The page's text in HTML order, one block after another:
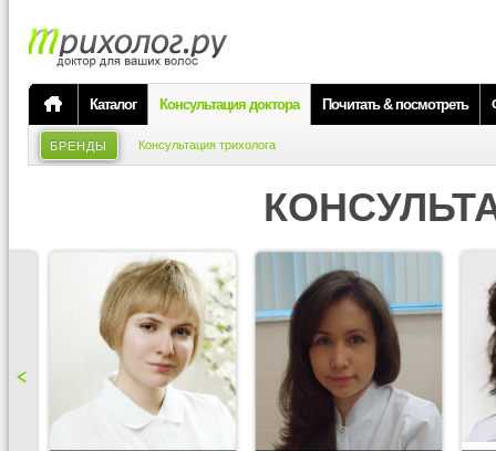
Каталог Консультация доктора Почитать & посмотреть
БРЕНДЫ Консультация трихолога